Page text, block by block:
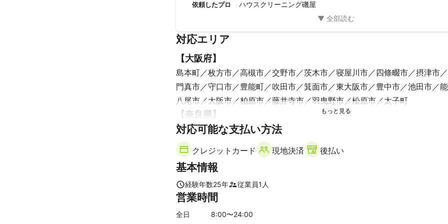
依頼したプロ ハウスクリーニング磯屋
対応エリア
【大阪府】
島本町 枚方市 高槻市 交野市 茨木市 寝屋川市 四條畷市 摂津市
門真市
守口市 豊能町 吹田市 箕面市 東大阪市 豊中市 池田市
八尾市
大阪市 柏原市 藤井寺市 羽曳野市 松原市 太子町
【奈良県】
生駒市 奈良市 大和郡山市
三郷町
河合町 田原本町
大和高田市
橿原市 宇陀市 葛城市
【三重県】
伊賀市 名張市
【京都府】
宇治市 久御山町 京都市
対応可能な支払い方法
クレジットカード 現地決済 後払い
基本情報
経験年数25年 従業員1 人
営業時間
全日 8:00〜24:00